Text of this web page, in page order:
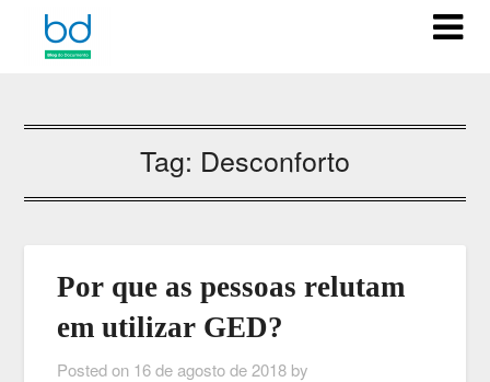
Tag: Desconforto
Por que as pessoas relutam
em utilizar GED?
Posted on 16 de agosto de 2018 by